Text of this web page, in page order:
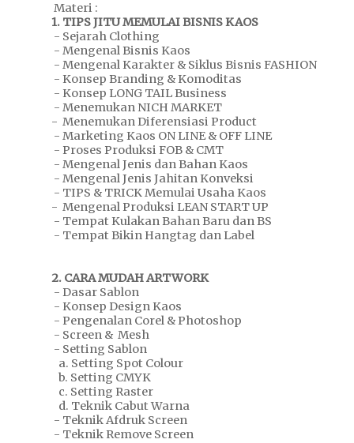
Materi :
1. TIPS JITU MEMULAI BISNIS KAOS
- Sejarah Clothing
- Mengenal Bisnis Kaos
- Mengenal Karakter & Siklus Bisnis FASHION
- Konsep Branding & Komoditas
- Konsep LONG TAIL Business
- Menemukan NICH MARKET
- Menemukan Diferensiasi Product
- Marketing Kaos ON LINE & OFF LINE
- Proses Produksi FOB & CMT
- Mengenal Jenis dan Bahan Kaos
- Mengenal Jenis Jahitan Konveksi
- TIPS & TRICK Memulai Usaha Kaos
- Mengenal Produksi LEAN START UP
- Tempat Kulakan Bahan Baru dan BS
- Tempat Bikin Hangtag dan Label
2. CARA MUDAH ARTWORK
- Dasar Sablon
- Konsep Design Kaos
- Pengenalan Corel & Photoshop
- Screen & Mesh
- Setting Sablon
a. Setting Spot Colour
b. Setting CMYK
c. Setting Raster
d. Teknik Cabut Warna
- Teknik Afdruk Screen
- Teknik Remove Screen